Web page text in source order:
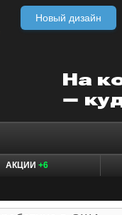
Новый дизайн
АКЦИИ +6